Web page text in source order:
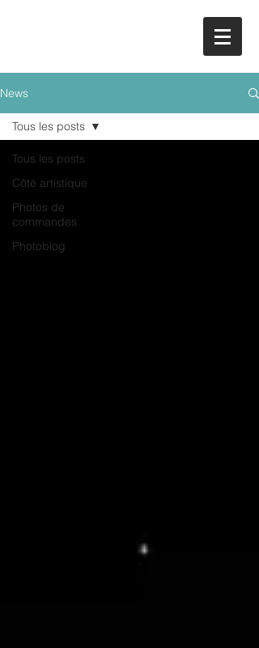
News
Tous les posts
Côté artistique
Photos de
commandes
Photoblog
Tous les posts